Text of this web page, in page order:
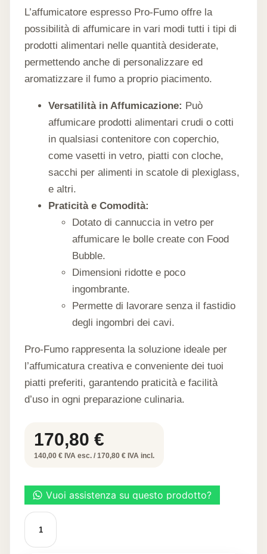
L’affumicatore espresso Pro-Fumo offre la
possibilità di affumicare in vari modi tutti i tipi di
prodotti alimentari nelle quantità desiderate,
permettendo anche di personalizzare ed
aromatizzare il fumo a proprio piacimento.
Versatilità in Affumicazione: Può
affumicare prodotti alimentari crudi o cotti
in qualsiasi contenitore con coperchio,
come vasetti in vetro, piatti con cloche,
sacchi per alimenti in scatole di plexiglass,
e altri.
Praticità e Comodità:
Dotato di cannuccia in vetro per
affumicare le bolle create con Food
Bubble.
Dimensioni ridotte e poco
ingombrante.
Permette di lavorare senza il fastidio
degli ingombri dei cavi.
Pro-Fumo rappresenta la soluzione ideale per
l’affumicatura creativa e conveniente dei tuoi
piatti preferiti, garantendo praticità e facilità
d’uso in ogni preparazione culinaria.
170,80 €
140,00 € IVA esc. / 170,80 € IVA incl.
AFFUMICATORE
PRO-
FUMO
quantità